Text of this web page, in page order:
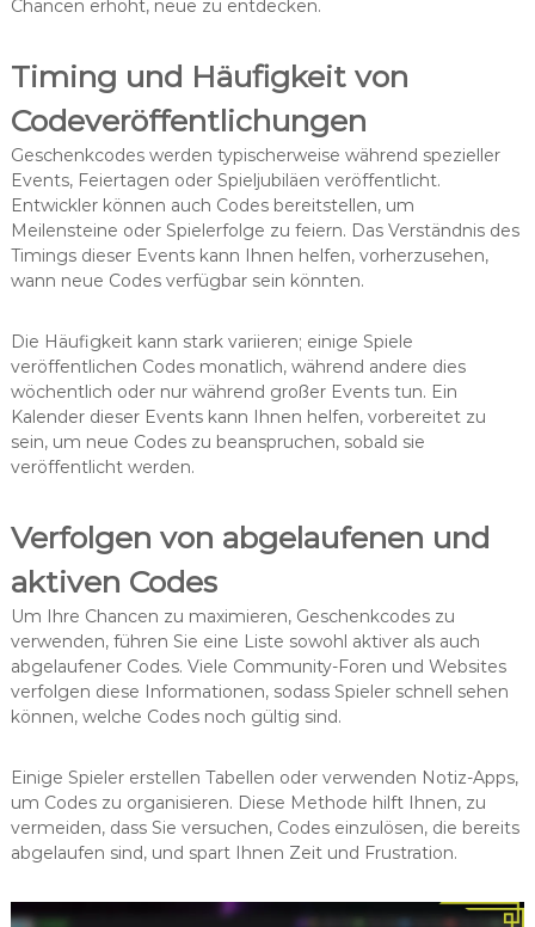
Chancen erhöht, neue zu entdecken.
Timing und Häufigkeit von
Codeveröffentlichungen
Geschenkcodes werden typischerweise während spezieller
Events, Feiertagen oder Spieljubiläen veröffentlicht.
Entwickler können auch Codes bereitstellen, um
Meilensteine oder Spielerfolge zu feiern. Das Verständnis des
Timings dieser Events kann Ihnen helfen, vorherzusehen,
wann neue Codes verfügbar sein könnten.
Die Häufigkeit kann stark variieren; einige Spiele
veröffentlichen Codes monatlich, während andere dies
wöchentlich oder nur während großer Events tun. Ein
Kalender dieser Events kann Ihnen helfen, vorbereitet zu
sein, um neue Codes zu beanspruchen, sobald sie
veröffentlicht werden.
Verfolgen von abgelaufenen und
aktiven Codes
Um Ihre Chancen zu maximieren, Geschenkcodes zu
verwenden, führen Sie eine Liste sowohl aktiver als auch
abgelaufener Codes. Viele Community-Foren und Websites
verfolgen diese Informationen, sodass Spieler schnell sehen
können, welche Codes noch gültig sind.
Einige Spieler erstellen Tabellen oder verwenden Notiz-Apps,
um Codes zu organisieren. Diese Methode hilft Ihnen, zu
vermeiden, dass Sie versuchen, Codes einzulösen, die bereits
abgelaufen sind, und spart Ihnen Zeit und Frustration.